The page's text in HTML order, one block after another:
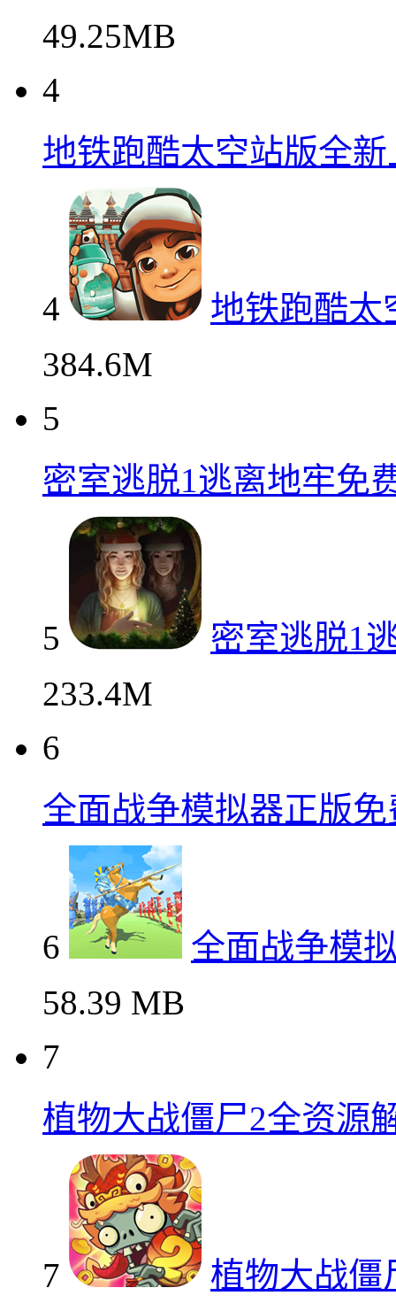
49.25MB
4
地铁跑酷太空站版全
4
地铁跑酷太
384.6M
5
密室逃脱1逃离地牢免
5
密室逃脱1
233.4M
6
全面战争模拟器正版
6
全面战争模
58.39 MB
7
植物大战僵尸2全资源
7
植物大战僵